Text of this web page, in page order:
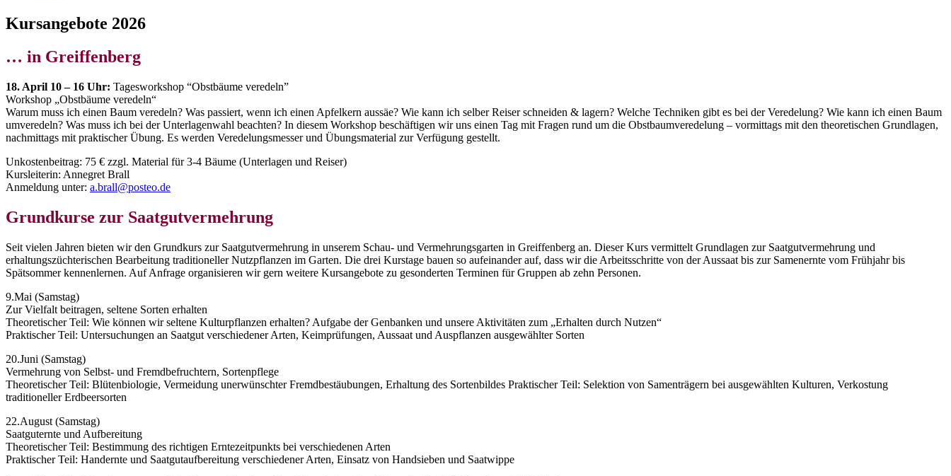
Kursangebote 2026
… in Greiffenberg
18. April 10 – 16 Uhr: Tagesworkshop “Obstbäume veredeln”
Workshop „Obstbäume veredeln“
Warum muss ich einen Baum veredeln? Was passiert, wenn ich einen Apfelkern aussäe? Wie kann ich selber Reiser schneiden & lagern? Welche Techniken gibt es bei der Veredelung? Wie kann ich einen Baum
umveredeln? Was muss ich bei der Unterlagenwahl beachten? In diesem Workshop beschäftigen wir uns einen Tag mit Fragen rund um die Obstbaumveredelung – vormittags mit den theoretischen Grundlagen,
nachmittags mit praktischer Übung. Es werden Veredelungsmesser und Übungsmaterial zur Verfügung gestellt.
Unkostenbeitrag: 75 € zzgl. Material für 3-4 Bäume (Unterlagen und Reiser)
Kursleiterin: Annegret Brall
Anmeldung unter: a.brall@posteo.de
Grundkurse zur Saatgutvermehrung
Seit vielen Jahren bieten wir den Grundkurs zur Saatgutvermehrung in unserem Schau- und Vermehrungsgarten in Greiffenberg an. Dieser Kurs vermittelt Grundlagen zur Saatgutvermehrung und
erhaltungszüchterischen Bearbeitung traditioneller Nutzpflanzen im Garten. Die drei Kurstage bauen so aufeinander auf, dass wir die Arbeitsschritte von der Aussaat bis zur Samenernte vom Frühjahr bis
Spätsommer kennenlernen. Auf Anfrage organisieren wir gern weitere Kursangebote zu gesonderten Terminen für Gruppen ab zehn Personen.
9.Mai (Samstag)
Zur Vielfalt beitragen, seltene Sorten erhalten
Theoretischer Teil: Wie können wir seltene Kulturpflanzen erhalten? Aufgabe der Genbanken und unsere Aktivitäten zum „Erhalten durch Nutzen“
Praktischer Teil: Untersuchungen an Saatgut verschiedener Arten, Keimprüfungen, Aussaat und Auspflanzen ausgewählter Sorten
20.Juni (Samstag)
Vermehrung von Selbst- und Fremdbefruchtern, Sortenpflege
Theoretischer Teil: Blütenbiologie, Vermeidung unerwünschter Fremdbestäubungen, Erhaltung des Sortenbildes Praktischer Teil: Selektion von Samenträgern bei ausgewählten Kulturen, Verkostung
traditioneller Erdbeersorten
22.August (Samstag)
Saatguternte und Aufbereitung
Theoretischer Teil: Bestimmung des richtigen Erntezeitpunkts bei verschiedenen Arten
Praktischer Teil: Handernte und Saatgutaufbereitung verschiedener Arten, Einsatz von Handsieben und Saatwippe